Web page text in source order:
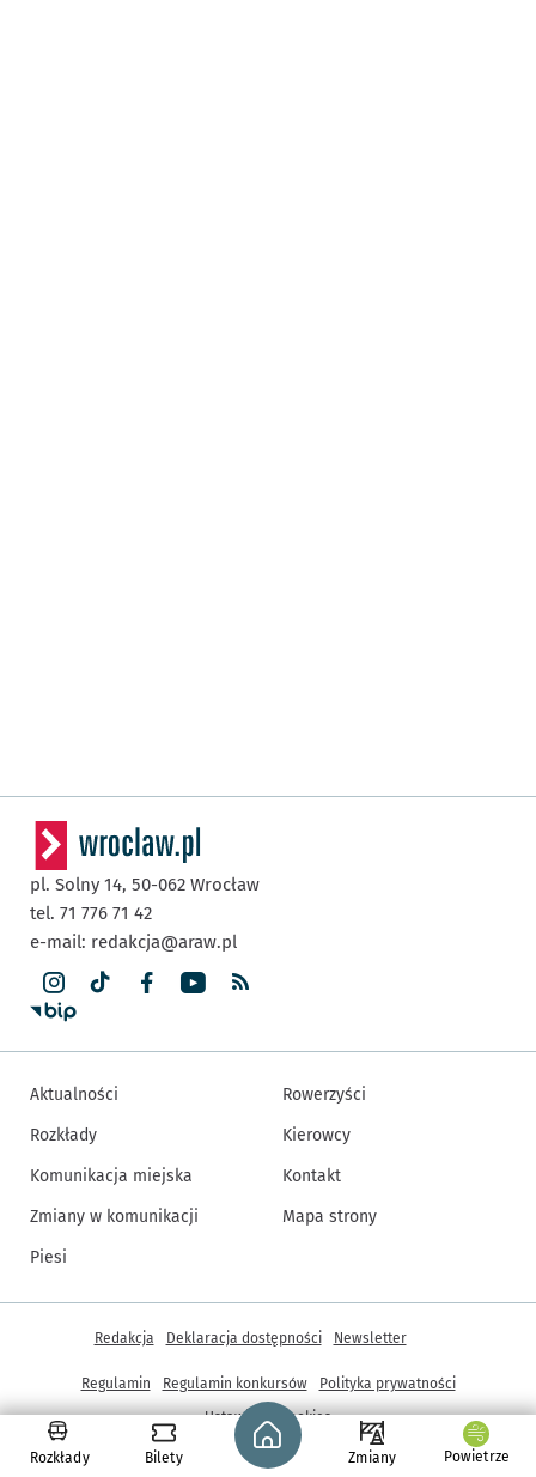
Rozkłady Bilety
Strona główna - wroclaw.pl
Zmiany Powietrze
pl. Solny 14, 50-062 Wrocław
tel. 71 776 71 42
e-mail: redakcja@araw.pl
Aktualności
Rozkłady
Komunikacja miejska
Zmiany w komunikacji
Piesi
Rowerzyści
Kierowcy
Kontakt
Mapa strony
© Copyright 2005-2026, ARAW S.A., Gmina Wrocław
Inne informacje
Redakcja Deklaracja dostępności Newsletter
Regulamin Regulamin konkursów
Polityka prywatności
Ustawienia cookies